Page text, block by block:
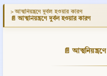
> আত্মনিয়ন্ত্রণে দুর্বল হওয়ার কারণ
📄 আত্মনিয়ন্ত্রণে দুর্বল হওয়ার কারণ
📄